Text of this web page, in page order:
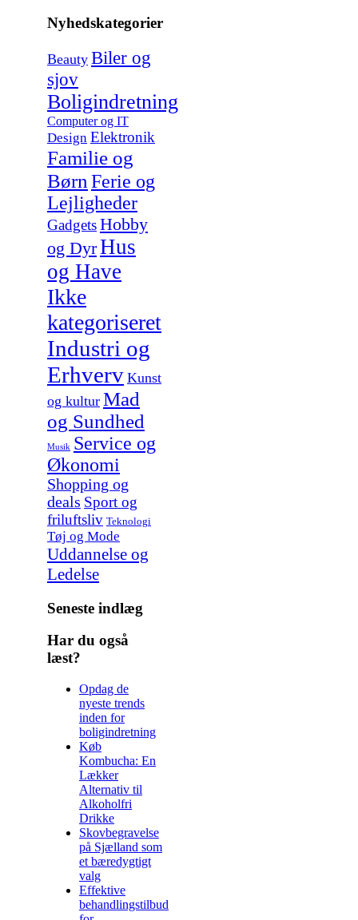
Nyhedskategorier
Beauty Biler og
sjov
Boligindretning
Computer og IT
Design Elektronik
Familie og
Børn Ferie og
Lejligheder
GadgetsHobby
og DyrHus
og Have
Ikke
kategoriseret
Industri og
Erhverv Kunst
og kultur Mad
og Sundhed
Musik Service og
Økonomi
Shopping og
deals Sport og
friluftsliv Teknologi
Tøj og Mode
Uddannelse og
Ledelse
Seneste indlæg
Har du også
læst?
Opdag de
nyeste trends
inden for
boligindretning
Køb
Kombucha: En
Lækker
Alternativ til
Alkoholfri
Drikke
Skovbegravelse
på Sjælland som
et bæredygtigt
valg
Effektive
behandlingstilbud